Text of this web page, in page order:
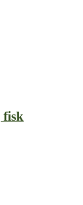
fisk